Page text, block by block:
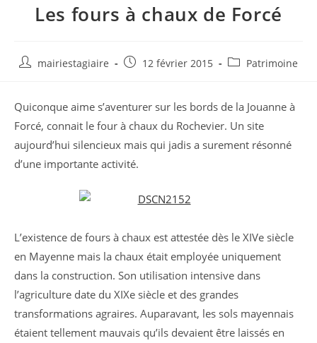
Les fours à chaux de Forcé
Auteur/autrice
publication :
mairiestagiaire
Publication
12 février 2015
Post Patrimoine
Quiconque aime s’aventurer sur les bords de la Jouanne à
Forcé, connait le four à chaux du Rochevier. Un site
aujourd’hui silencieux mais qui jadis a surement résonné
d’une importante activité.
L’existence de fours à chaux est attestée dès le XIVe siècle
en Mayenne mais la chaux était employée uniquement
dans la construction. Son utilisation intensive dans
l’agriculture date du XIXe siècle et des grandes
transformations agraires. Auparavant, les sols mayennais
étaient tellement mauvais qu’ils devaient être laissés en